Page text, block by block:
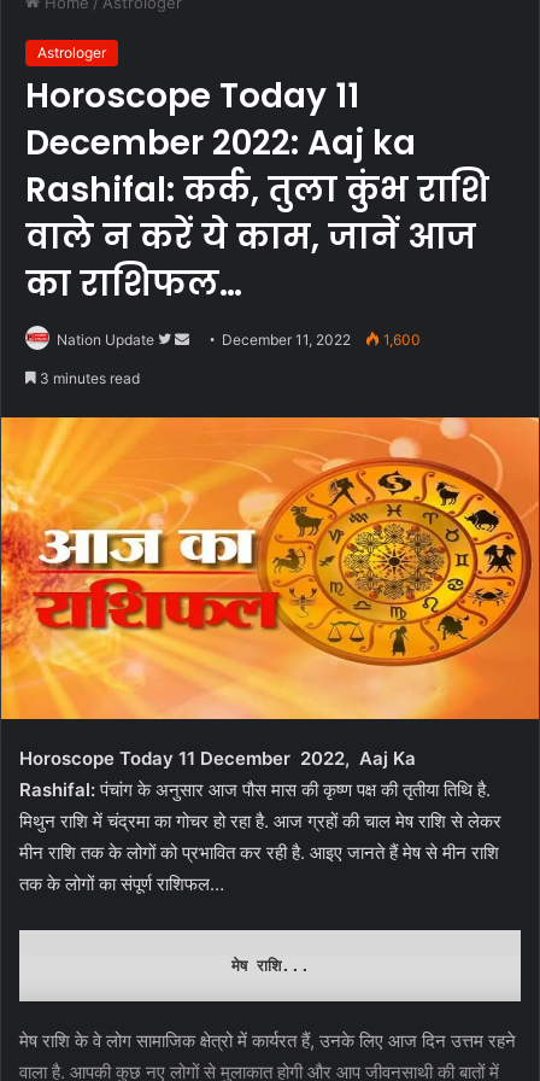
Astrologer
Horoscope Today 11
December 2022: Aaj ka
Rashifal: कर्क, तुला कुंभ राशि
वाले न करें ये काम, जानें आज
का राशिफल…
Nation Update
Follow
Send December 11, 2022 1,600
3 minutes read
Horoscope Today 11 December 2022, Aaj Ka
Rashifal:पंचांग के अनुसार आज पौस मास की कृष्ण पक्ष की तृतीया तिथि है.
मिथुन राशि में चंद्रमा का गोचर हो रहा है. आज ग्रहों की चाल मेष राशि से लेकर
मीन राशि तक के लोगों को प्रभावित कर रही है. आइए जानते हैं मेष से मीन राशि
तक के लोगों का संपूर्ण राशिफल…
मेष राशि...
मेष राशि के वे लोग सामाजिक क्षेत्रो में कार्यरत हैं, उनके लिए आज दिन उत्तम रहने
वाला है. आपकी कुछ नए लोगों से मुलाकात होगी और आप जीवनसाथी की बातों में